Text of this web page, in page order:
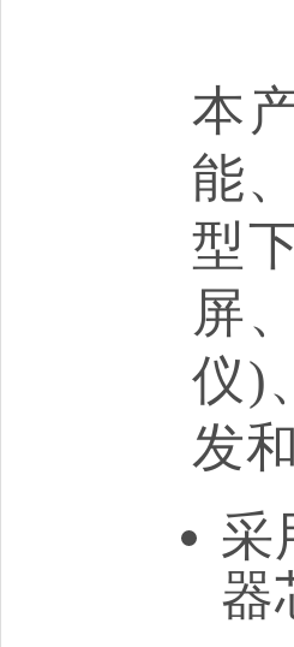
本
能
型
屏
仪)
发
采
器